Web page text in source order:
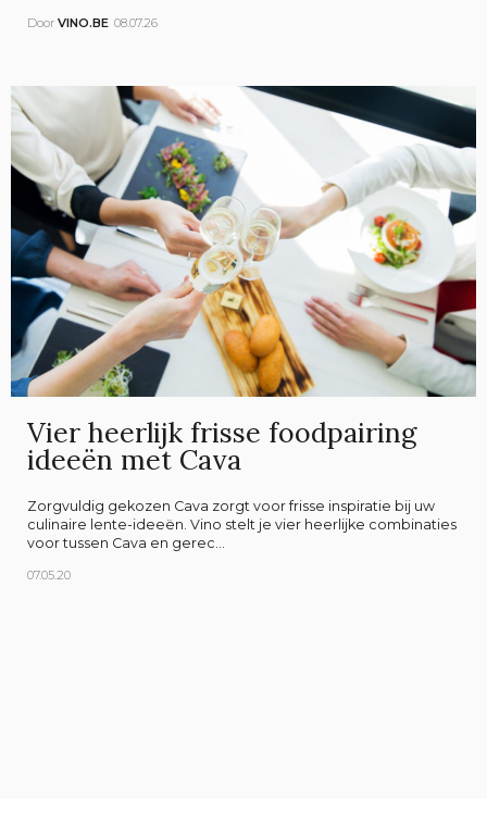
Door VINO.BE 08.07.26
Vier heerlijk frisse foodpairing
ideeën met Cava
Zorgvuldig gekozen Cava zorgt voor frisse inspiratie bij uw
culinaire lente-ideeën. Vino stelt je vier heerlijke combinaties
voor tussen Cava en gerec...
07.05.20